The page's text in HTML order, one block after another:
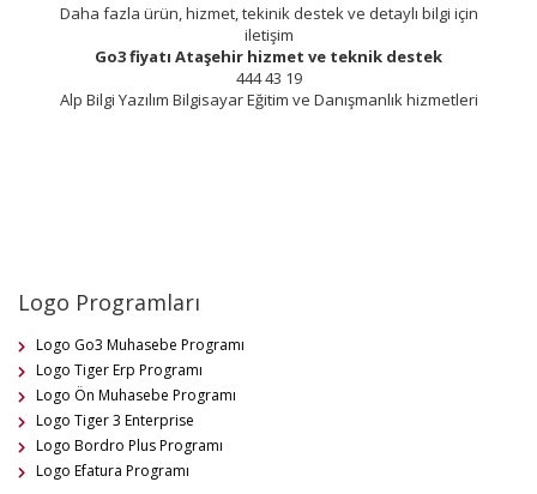
Daha fazla ürün, hizmet, tekinik destek ve detaylı bilgi için
iletişim
Go3 fiyatı Ataşehir hizmet ve teknik destek
444 43 19
Alp Bilgi Yazılım Bilgisayar Eğitim ve Danışmanlık hizmetleri
Logo Programları
Logo Go3 Muhasebe Programı
Logo Tiger Erp Programı
Logo Ön Muhasebe Programı
Logo Tiger 3 Enterprise
Logo Bordro Plus Programı
Logo Efatura Programı